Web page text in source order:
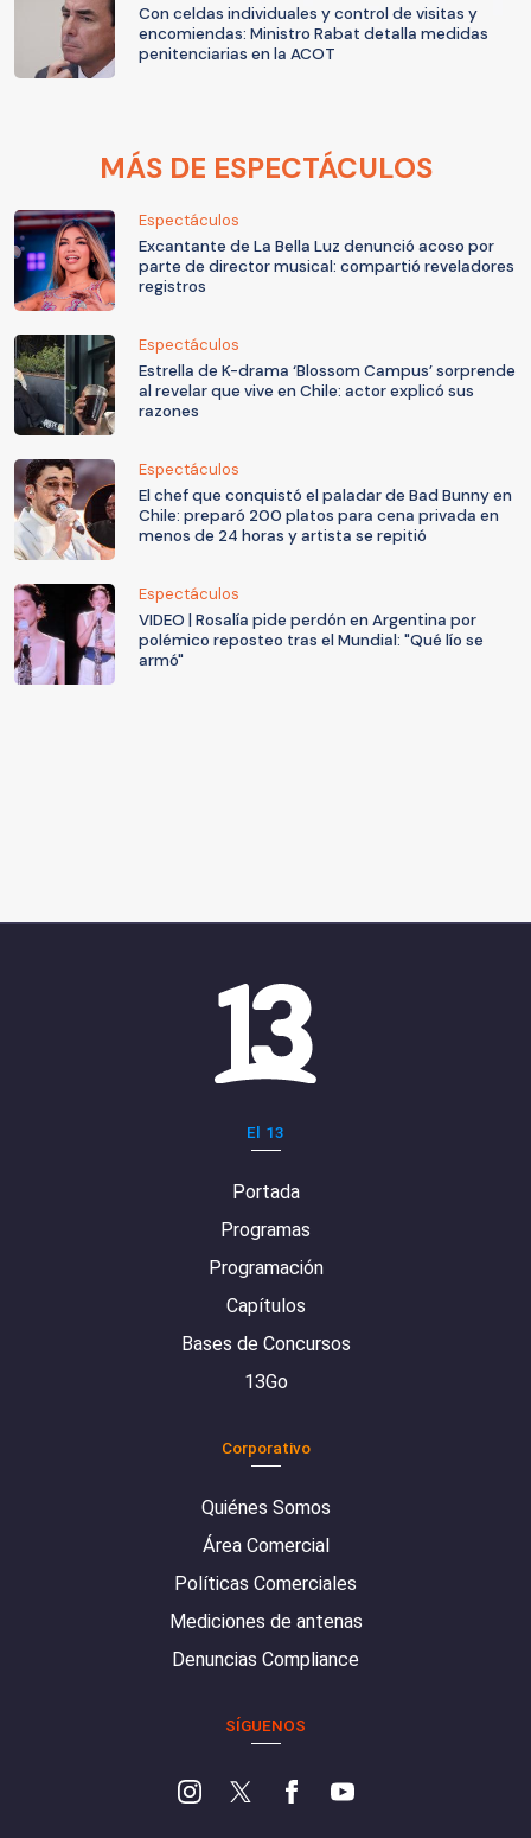
Con celdas individuales y control de visitas y
encomiendas: Ministro Rabat detalla medidas
penitenciarias en la ACOT
MÁS DE ESPECTÁCULOS
Espectáculos
Excantante de La Bella Luz denunció acoso por
parte de director musical: compartió reveladores
registros
Espectáculos
Estrella de K-drama ‘Blossom Campus’ sorprende
al revelar que vive en Chile: actor explicó sus
razones
Espectáculos
El chef que conquistó el paladar de Bad Bunny en
Chile: preparó 200 platos para cena privada en
menos de 24 horas y artista se repitió
Espectáculos
VIDEO | Rosalía pide perdón en Argentina por
polémico reposteo tras el Mundial: "Qué lío se
armó"
El 13
Portada
Programas
Programación
Capítulos
Bases de Concursos
13Go
Corporativo
Quiénes Somos
Área Comercial
Políticas Comerciales
Mediciones de antenas
Denuncias Compliance
SÍGUENOS